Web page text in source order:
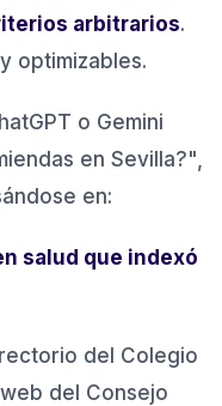
arbitrarios.
optimizables.
o Gemini
en Sevilla?",
en:
salud que indexó
del Colegio
del Consejo